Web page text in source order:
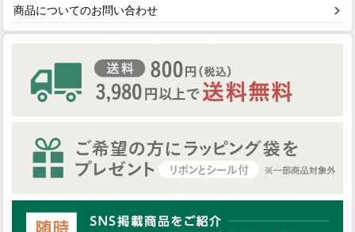
商品についてのお問い合わせ